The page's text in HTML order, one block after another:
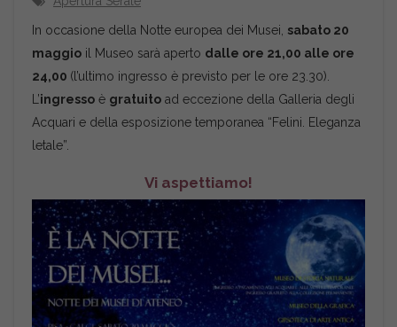
In occasione della Notte europea dei Musei, sabato 20
maggio il Museo sarà aperto dalle ore 21,00 alle ore
24,00 (l’ultimo ingresso è previsto per le ore 23.30).
L’ingresso è gratuito ad eccezione della Galleria degli
Acquari e della esposizione temporanea “Felini. Eleganza
letale”.
Vi aspettiamo!